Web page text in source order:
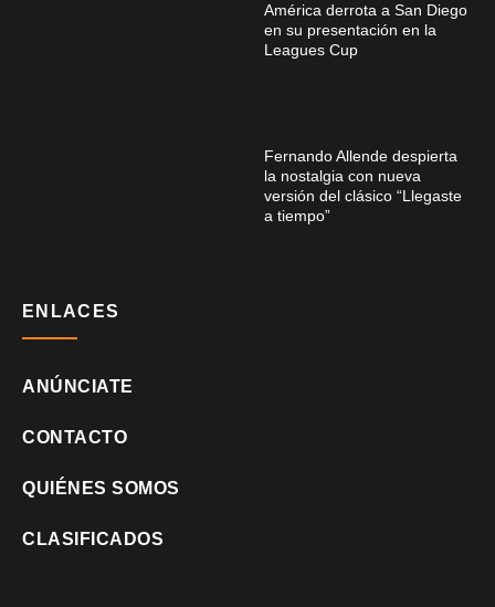
América derrota a San Diego
en su presentación en la
Leagues Cup
Fernando Allende despierta
la nostalgia con nueva
versión del clásico “Llegaste
a tiempo”
ENLACES
ANÚNCIATE
CONTACTO
QUIÉNES SOMOS
CLASIFICADOS